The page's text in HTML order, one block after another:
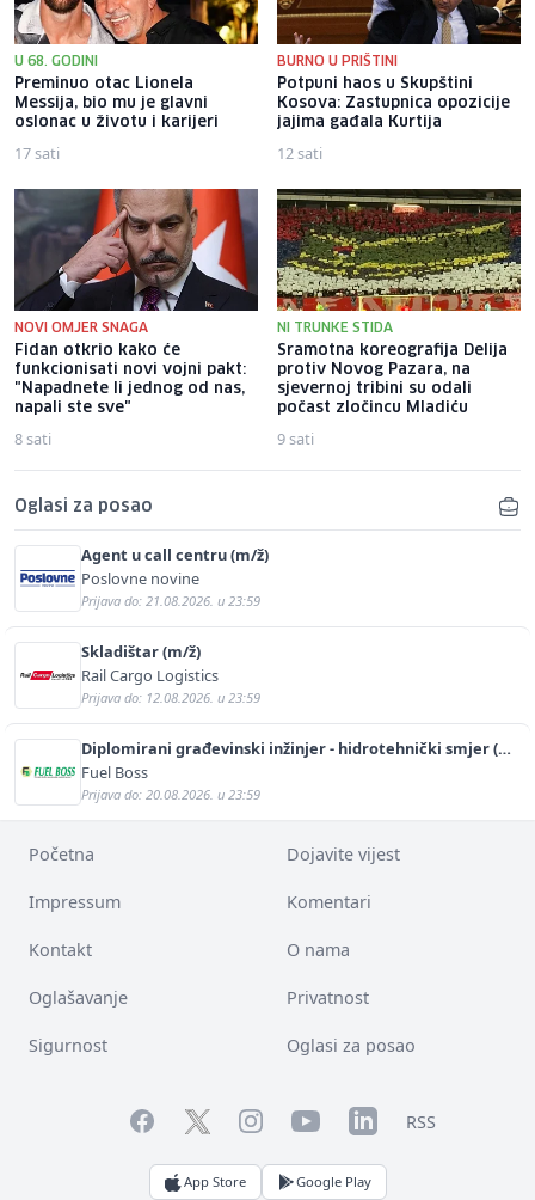
U 68. GODINI
Preminuo otac Lionela
Messija, bio mu je glavni
oslonac u životu i karijeri
17 sati
BURNO U PRIŠTINI
Potpuni haos u Skupštini
Kosova: Zastupnica opozicije
jajima gađala Kurtija
12 sati
NOVI OMJER SNAGA
Fidan otkrio kako će
funkcionisati novi vojni pakt:
"Napadnete li jednog od nas,
napali ste sve"
8 sati
NI TRUNKE STIDA
Sramotna koreografija Delija
protiv Novog Pazara, na
sjevernoj tribini su odali
počast zločincu Mladiću
9 sati
Oglasi za posao
Agent u call centru (m/ž)
Poslovne novine
Prijava do: 21.08.2026. u 23:59
Skladištar (m/ž)
Rail Cargo Logistics
Prijava do: 12.08.2026. u 23:59
Diplomirani građevinski inžinjer - hidrotehnički smjer (m/
ž)
Fuel Boss
Prijava do: 20.08.2026. u 23:59
Početna Dojavite vijest
Impressum Komentari
Kontakt O nama
Oglašavanje Privatnost
Sigurnost Oglasi za posao
FacebookTwitterInstagramYouTubeLinkedInRSS
App Store Google Play